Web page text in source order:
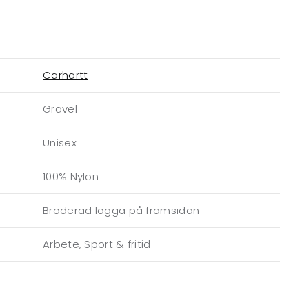
Carhartt
Gravel
Unisex
100% Nylon
Broderad logga på framsidan
Arbete, Sport & fritid